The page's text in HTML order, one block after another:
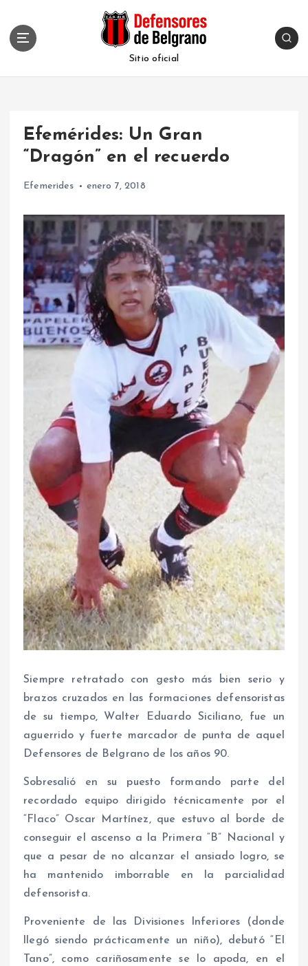
Sitio oficial
Efemérides: Un Gran
“Dragón” en el recuerdo
Efemerides enero 7, 2018
Siempre retratado con gesto más bien serio y
brazos cruzados en las formaciones defensoristas
de su tiempo, Walter Eduardo Siciliano, fue un
aguerrido y fuerte marcador de punta de aquel
Defensores de Belgrano de los años 90.
Sobresalió en su puesto formando parte del
recordado equipo dirigido técnicamente por el
“Flaco” Oscar Martínez, que estuvo al borde de
conseguir el ascenso a la Primera “B” Nacional y
que a pesar de no alcanzar el ansiado logro, se
ha mantenido imborrable en la parcialidad
defensorista.
Proveniente de las Divisiones Inferiores (donde
llegó siendo prácticamente un niño), debutó “El
Tano”, como cariñosamente se lo apoda, en el